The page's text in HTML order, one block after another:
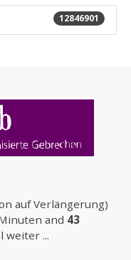
12846901
auf Verlängerung)
and 43
weiter ...